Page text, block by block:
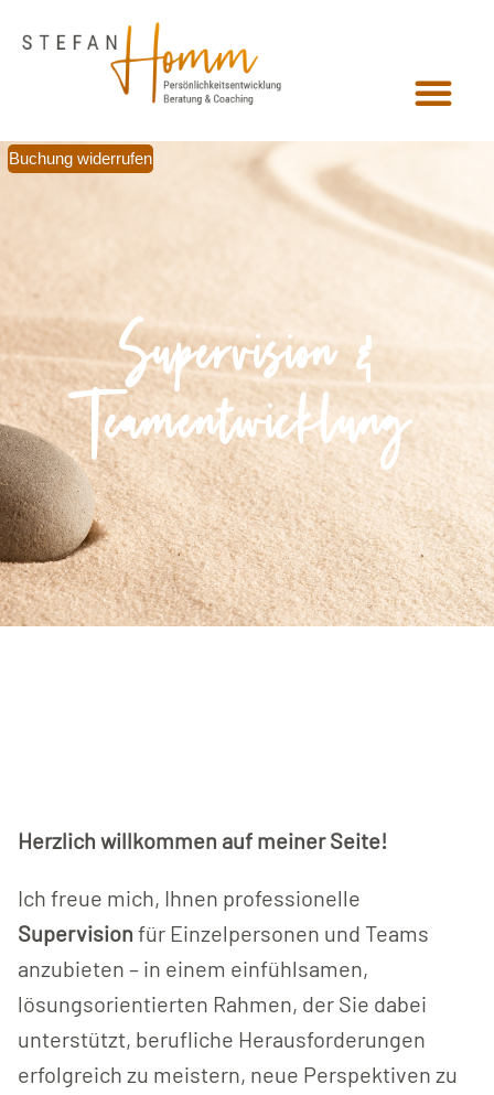
Buchung widerrufen
Supervision &
Teamentwicklung
Herzlich willkommen auf meiner Seite!
Ich freue mich, Ihnen professionelle
Supervision für Einzelpersonen und Teams
anzubieten – in einem einfühlsamen,
lösungsorientierten Rahmen, der Sie dabei
unterstützt, berufliche Herausforderungen
erfolgreich zu meistern, neue Perspektiven zu